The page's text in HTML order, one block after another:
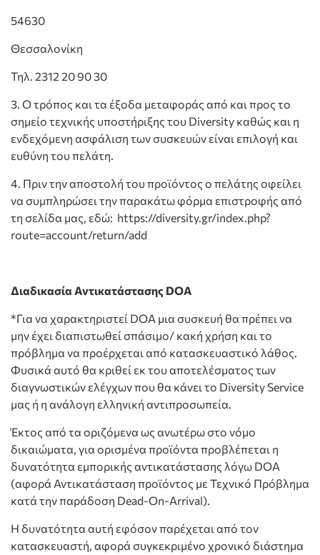
54630
Θεσσαλονίκη
Τηλ. 2312 20 90 30
3. Ο τρόπος και τα έξοδα μεταφοράς από και προς το
σημείο τεχνικής υποστήριξης του Diversity καθώς και η
ενδεχόμενη ασφάλιση των συσκευών είναι επιλογή και
ευθύνη του πελάτη.
4. Πριν την αποστολή του προϊόντος ο πελάτης οφείλει
να συμπληρώσει την παρακάτω φόρμα επιστροφής από
τη σελίδα μας, εδώ: https://diversity.gr/index.php?
route=account/return/add
Διαδικασία Αντικατάστασης DOA
*Για να χαρακτηριστεί DOA μια συσκευή θα πρέπει να
μην έχει διαπιστωθεί σπάσιμο/ κακή χρήση και το
πρόβλημα να προέρχεται από κατασκευαστικό λάθος.
Φυσικά αυτό θα κριθεί εκ του αποτελέσματος των
διαγνωστικών ελέγχων που θα κάνει το Diversity Service
μας ή η ανάλογη ελληνική αντιπροσωπεία.
Έκτος από τα οριζόμενα ως ανωτέρω στο νόμο
δικαιώματα, για ορισμένα προϊόντα προβλέπεται η
δυνατότητα εμπορικής αντικατάστασης λόγω DOA
(αφορά Αντικατάσταση προϊόντος με Τεχνικό Πρόβλημα
κατά την παράδοση Dead-On-Arrival).
Η δυνατότητα αυτή εφόσον παρέχεται από τον
κατασκευαστή, αφορά συγκεκριμένο χρονικό διάστημα